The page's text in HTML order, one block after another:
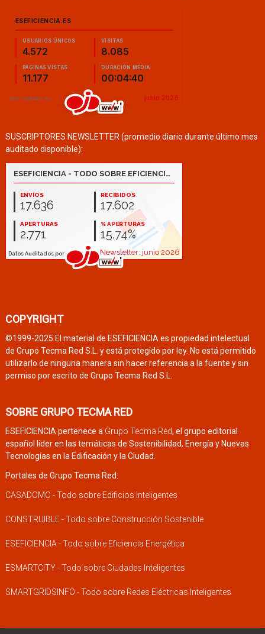
SUSCRIPTORES NEWSLETTER (promedio diario durante último mes
auditado disponible):
COPYRIGHT
©1999-2025 El material de ESEFICIENCIA es propiedad intelectual
de Grupo Tecma Red S.L. y está protegido por ley. No está permitido
utilizarlo de ninguna manera sin hacer referencia a la fuente y sin
permiso por escrito de Grupo Tecma Red S.L.
SOBRE GRUPO TECMA RED
ESEFICIENCIA pertenece a Grupo Tecma Red, el grupo editorial
español líder en las temáticas de Sostenibilidad, Energía y Nuevas
Tecnologías en la Edificación y la Ciudad.
Portales de Grupo Tecma Red:
CASADOMO - Todo sobre Edificios Inteligentes
CONSTRUIBLE - Todo sobre Construcción Sostenible
ESEFICIENCIA - Todo sobre Eficiencia Energética
ESMARTCITY - Todo sobre Ciudades Inteligentes
SMARTGRIDSINFO - Todo sobre Redes Eléctricas Inteligentes